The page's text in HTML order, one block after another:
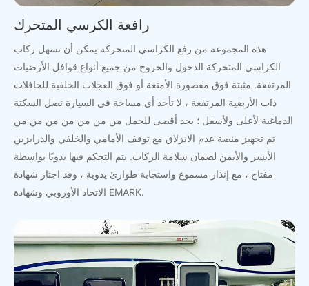
رافعة الكرسي المتحرك
هذه المجموعة من رفع الكراسي المتحركة يمكن أن تسهل ركاب
الكراسي المتحركة الدخول والخروج من جميع أنواع قوافل الأرضيات
المرتفعة. مثبتة فوق مقصورة الأمتعة أو فوق العجلات الخلفية للحافلات
ذات الأرضية المرتفعة ، لا تأخذ أي مساحة في السيارة تصل السكتة
الدماغية لأعلى ولأسفل ؛ بحد أقصى للحمل من من من من من من من
تم تجهيز منصة عدم الانزلاق مع توقف الأمامي والخلفي والدرابزين
الأيسر والأيمن لضمان سلامة الركاب. يتم التحكم فيها يدويًا بواسطة
مفتاح ، مع إنذار مسموع واستجابة طوارئ يدوية ، وقد اجتاز شهادة
الاتحاد الأوروبي وشهادة EMARK.